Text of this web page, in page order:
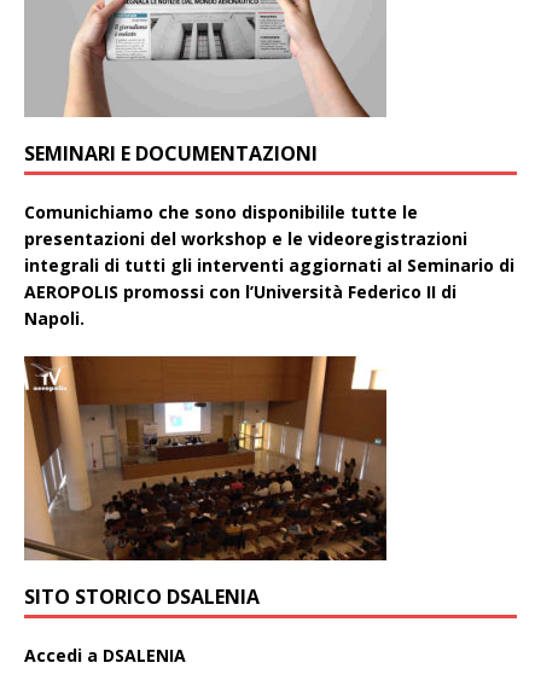
SEMINARI E DOCUMENTAZIONI
Comunichiamo che sono disponibilile tutte le
presentazioni del workshop e le videoregistrazioni
integrali di tutti gli interventi aggiornati aI Seminario di
AEROPOLIS promossi con l’Università Federico II di
Napoli.
SITO STORICO DSALENIA
Accedi a DSALENIA